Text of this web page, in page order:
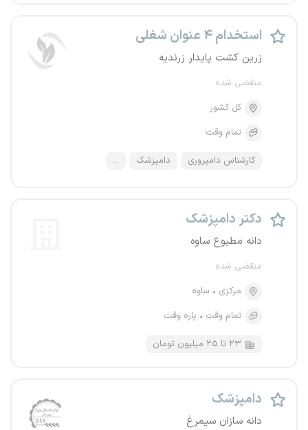
استخدام ۴ عنوان شغلی
زرین کشت پایدار زرندیه
منقضی شده
کل کشور
تمام وقت
کارشناس دامپروری دامپزشک ...
دکتر دامپزشک
دانه مطبوع ساوه
منقضی شده
مرکزی
ساوه
تمام وقت
پاره وقت
۲۳ تا ۲۵ میلیون تومان
دامپزشک
دانه سازان سیمرغ